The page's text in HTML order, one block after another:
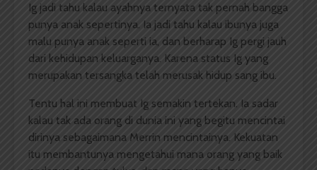
Ig jadi tahu kalau ayahnya ternyata tak pernah bangga
punya anak sepertinya. Ia jadi tahu kalau ibunya juga
malu punya anak seperti ia, dan berharap Ig pergi jauh
dari kehidupan keluarganya. Karena status Ig yang
merupakan tersangka telah merusak hidup sang ibu.
Tentu hal ini membuat Ig semakin tertekan. Ia sadar
kalau tak ada orang di dunia ini yang begitu mencintai
dirinya sebagaimana Merrin mencintainya. Kekuatan
itu membantunya mengetahui mana orang yang baik